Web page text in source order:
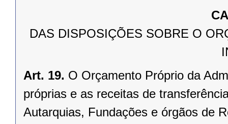
DAS DISPOSIÇÕES SOBRE O
Art. 19. O Orçamento Próprio da
próprias e as receitas de
Autarquias, Fundações e órgãos de